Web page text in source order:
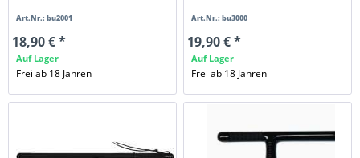
Art.Nr.: bu2001
18,90 € *
Auf Lager
Frei ab 18 Jahren
Art.Nr.: bu3000
19,90 € *
Auf Lager
Frei ab 18 Jahren